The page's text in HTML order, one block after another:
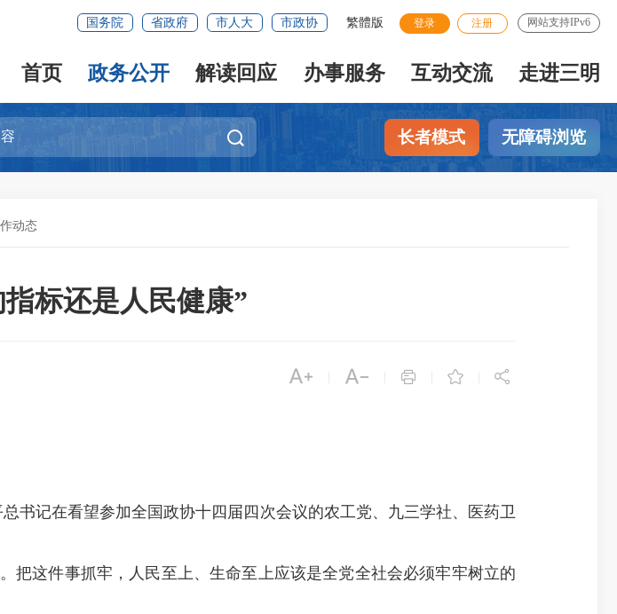
国务院 省政府 市人大 市政协 繁體版 登录 注册 网站支持IPv6
首页 政务公开 解读回应 办事服务 互动交流 走进三明
长者模式 无障碍浏览
动态
标还是人民健康”
    
记在看望参加全国政协十四届四次会议的农工党、九三学社、医药卫
这件事抓牢，人民至上、生命至上应该是全党全社会必须牢牢树立的